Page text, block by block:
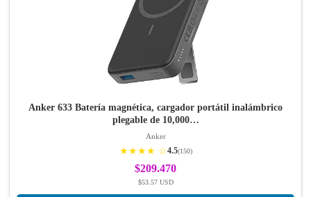
Anker 633 Batería magnética, cargador portátil inalámbrico
plegable de 10,000…
Anker
★★★★ ☆4.5(150)
$209.470
$53.57 USD